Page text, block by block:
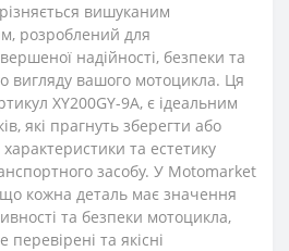
вишуканим
розроблений для
надійності, безпеки та
вигляду вашого мотоцикла. Ця
XY200GY-9A, є ідеальним
які прагнуть зберегти або
та естетику
засобу. У Motomarket
кожна деталь має значення
та безпеки мотоцикла,
та якісні